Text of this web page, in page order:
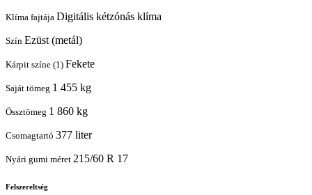
Klíma fajtája Digitális kétzónás klíma
Szín Ezüst (metál)
Kárpit színe (1) Fekete
Saját tömeg 1 455 kg
Össztömeg 1 860 kg
Csomagtartó 377 liter
Nyári gumi méret 215/60 R 17
Felszereltség